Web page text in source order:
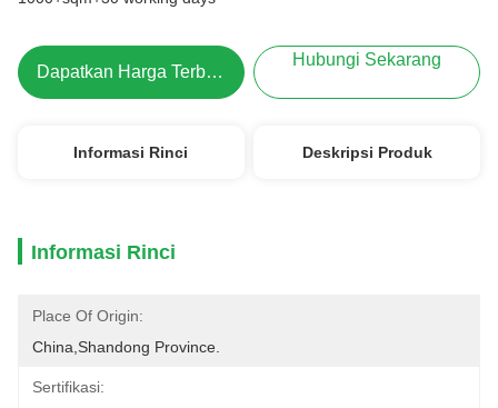
Dapatkan Harga Terbaik
Hubungi Sekarang
Informasi Rinci Deskripsi Produk
Informasi Rinci
Place Of Origin:
China,Shandong Province.
Sertifikasi: